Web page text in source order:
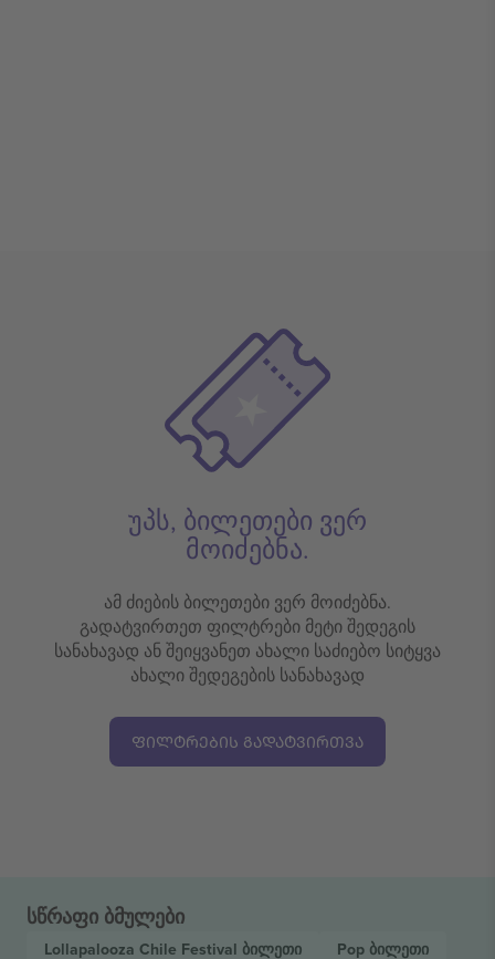
უპს, ბილეთები ვერ
მოიძებნა.
ამ ძიების ბილეთები ვერ მოიძებნა.
გადატვირთეთ ფილტრები მეტი შედეგის
სანახავად ან შეიყვანეთ ახალი საძიებო სიტყვა
ახალი შედეგების სანახავად
ᲤᲘᲚᲢᲠᲔᲑᲘᲡ ᲒᲐᲓᲐᲢᲕᲘᲠᲗᲕᲐ
სწრაფი ბმულები
Lollapalooza Chile Festival ბილეთი Pop ბილეთი